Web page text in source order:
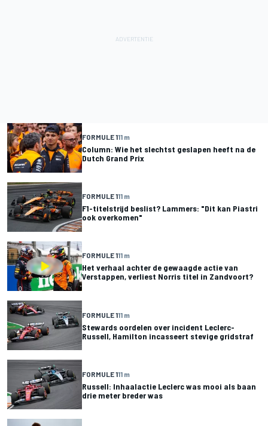
FORMULE 111 m
Column: Wie het slechtst geslapen heeft na de
Dutch Grand Prix
FORMULE 111 m
F1-titelstrijd beslist? Lammers: "Dit kan Piastri
ook overkomen"
FORMULE 111 m
Het verhaal achter de gewaagde actie van
Verstappen, verliest Norris titel in Zandvoort?
FORMULE 111 m
Stewards oordelen over incident Leclerc-
Russell, Hamilton incasseert stevige gridstraf
FORMULE 111 m
Russell: Inhaalactie Leclerc was mooi als baan
drie meter breder was